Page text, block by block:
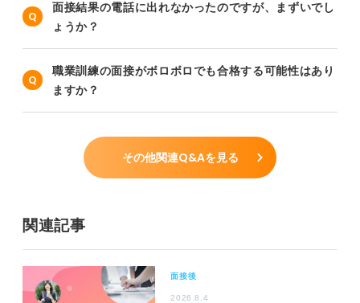
面接結果の電話に出れなかったのですが、まずいでし
ょうか？
職業訓練の面接がボロボロでも合格する可能性はあり
ますか？
その他関連Q&Aを見る
関連記事
面接後
2026.8.4